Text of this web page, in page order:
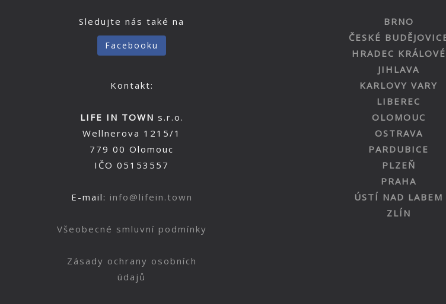
Sledujte nás také na
Facebooku
Kontakt:
LIFE IN TOWN s.r.o.
Wellnerova 1215/1
779 00 Olomouc
IČO 05153557
E-mail: info@lifein.town
Všeobecné smluvní podmínky
Zásady ochrany osobních
údajů
BRNO
ČESKÉ
HRADEC KRÁLOVÉ
JIHLAVA
KARLOVY VARY
LIBEREC
OLOMOUC
OSTRAVA
PARDUBICE
PLZEŇ
PRAHA
ÚSTÍ NAD LABEM
ZLÍN